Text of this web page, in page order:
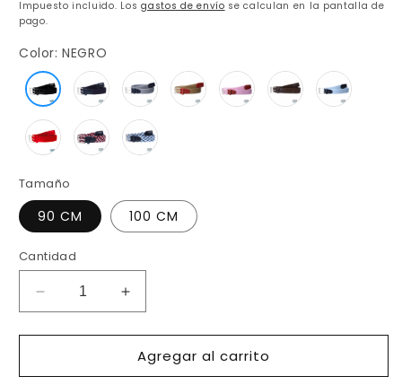
Impuesto incluido. Losgastos de envío se calculan en la pantalla de
pago.
Color: NEGRO
Tamaño
90 CM 100 CM
Cantidad
Reducir
cantidad
para
TRENZADO
Aumentar
cantidad
para
CINTURÓN
TRENZADO
Agregar al carrito